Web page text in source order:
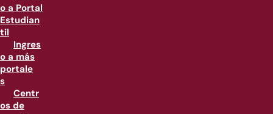
o a Portal
Estudian
til
Ingres
o a más
portale
s
Centr
os de